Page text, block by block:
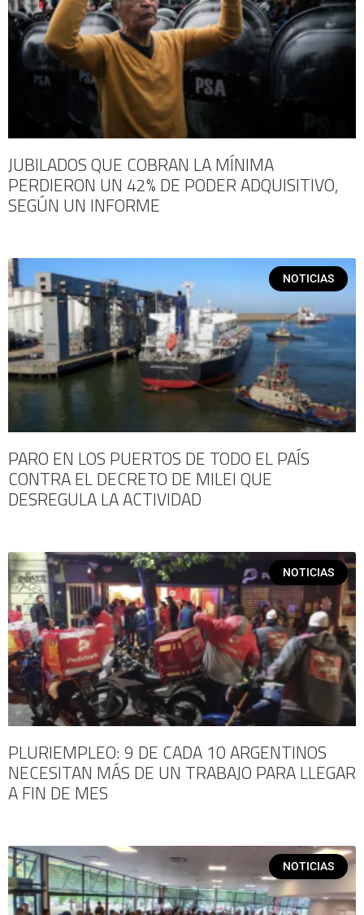
JUBILADOS QUE COBRAN LA MÍNIMA
PERDIERON UN 42% DE PODER ADQUISITIVO,
SEGÚN UN INFORME
NOTICIAS
PARO EN LOS PUERTOS DE TODO EL PAÍS
CONTRA EL DECRETO DE MILEI QUE
DESREGULA LA ACTIVIDAD
NOTICIAS
PLURIEMPLEO: 9 DE CADA 10 ARGENTINOS
NECESITAN MÁS DE UN TRABAJO PARA LLEGAR
A FIN DE MES
NOTICIAS